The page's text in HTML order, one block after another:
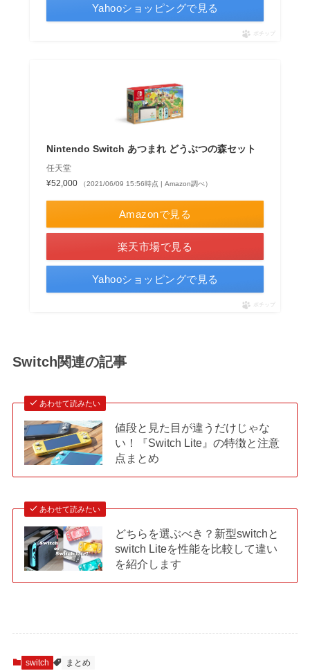
Yahooショッピングで見る
ポチップ
Nintendo Switch あつまれ どうぶつの森セット
任天堂
¥52,000
（2021/06/09 15:56時点 | Amazon調べ）
Amazonで見る
楽天市場で見る
Yahooショッピングで見る
ポチップ
Switch関連の記事
あわせて読みたい
値段と見た目が違うだけじゃな
い！『Switch Lite』の特徴と注意
点まとめ
あわせて読みたい
どちらを選ぶべき？新型switchと
switch Liteを性能を比較して違い
を紹介します
switch まとめ